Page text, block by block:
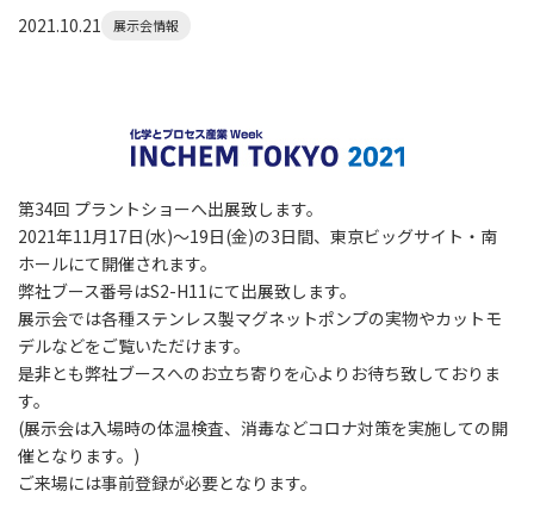
2021.10.21 展示会情報
第34回 プラントショーへ出展致します。
2021年11月17日(水)～19日(金)の3日間、東京ビッグサイト・南
ホールにて開催されます。
弊社ブース番号はS2-H11にて出展致します。
展示会では各種ステンレス製マグネットポンプの実物やカットモ
デルなどをご覧いただけます。
是非とも弊社ブースへのお立ち寄りを心よりお待ち致しておりま
す。
(展示会は入場時の体温検査、消毒などコロナ対策を実施しての開
催となります。)
ご来場には事前登録が必要となります。